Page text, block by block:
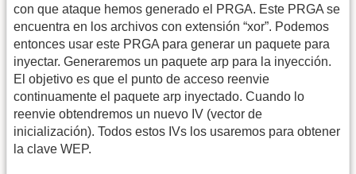
con que ataque hemos generado el PRGA. Este PRGA se
encuentra en los archivos con extensión “xor”. Podemos
entonces usar este PRGA para generar un paquete para
inyectar. Generaremos un paquete arp para la inyección.
El objetivo es que el punto de acceso reenvie
continuamente el paquete arp inyectado. Cuando lo
reenvie obtendremos un nuevo IV (vector de
inicialización). Todos estos IVs los usaremos para obtener
la clave WEP.